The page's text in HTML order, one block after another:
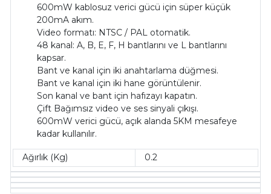
600mW kablosuz verici gücü için süper küçük
200mA akım.
Video formatı: NTSC / PAL otomatik.
48 kanal: A, B, E, F, H bantlarını ve L bantlarını
kapsar.
Bant ve kanal için iki anahtarlama düğmesi.
Bant ve kanal için iki hane görüntülenir.
Son kanal ve bant için hafızayı kapatın.
Çift Bağımsız video ve ses sinyali çıkışı.
600mW verici gücü, açık alanda 5KM mesafeye
kadar kullanılır.
Ağırlık (Kg) 0.2